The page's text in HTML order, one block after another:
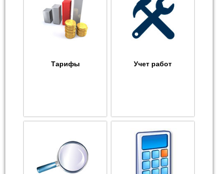
Тарифы Учет работ